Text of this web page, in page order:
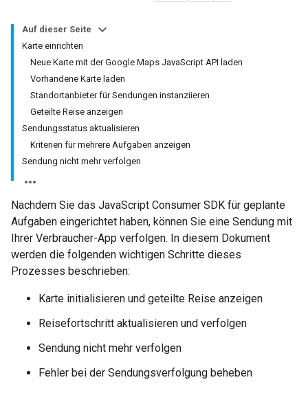
Auf dieser Seite
Karte einrichten
Neue Karte mit der Google Maps JavaScript API laden
Vorhandene Karte laden
Standortanbieter für Sendungen instanziieren
Geteilte Reise anzeigen
Sendungsstatus aktualisieren
Kriterien für mehrere Aufgaben anzeigen
Sendung nicht mehr verfolgen
Nachdem Sie das JavaScript Consumer SDK für geplante
Aufgaben eingerichtet haben, können Sie eine Sendung mit
Ihrer Verbraucher-App verfolgen. In diesem Dokument
werden die folgenden wichtigen Schritte dieses
Prozesses beschrieben:
Karte initialisieren und geteilte Reise anzeigen
Reisefortschritt aktualisieren und verfolgen
Sendung nicht mehr verfolgen
Fehler bei der Sendungsverfolgung beheben